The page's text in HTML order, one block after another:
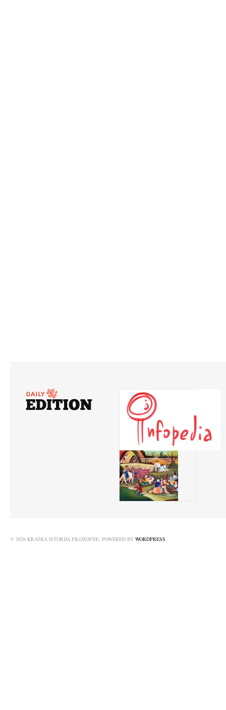
© 2026 KRATKA ISTORIJA FILOZOFIJE. POWERED BY WORDPRESS.